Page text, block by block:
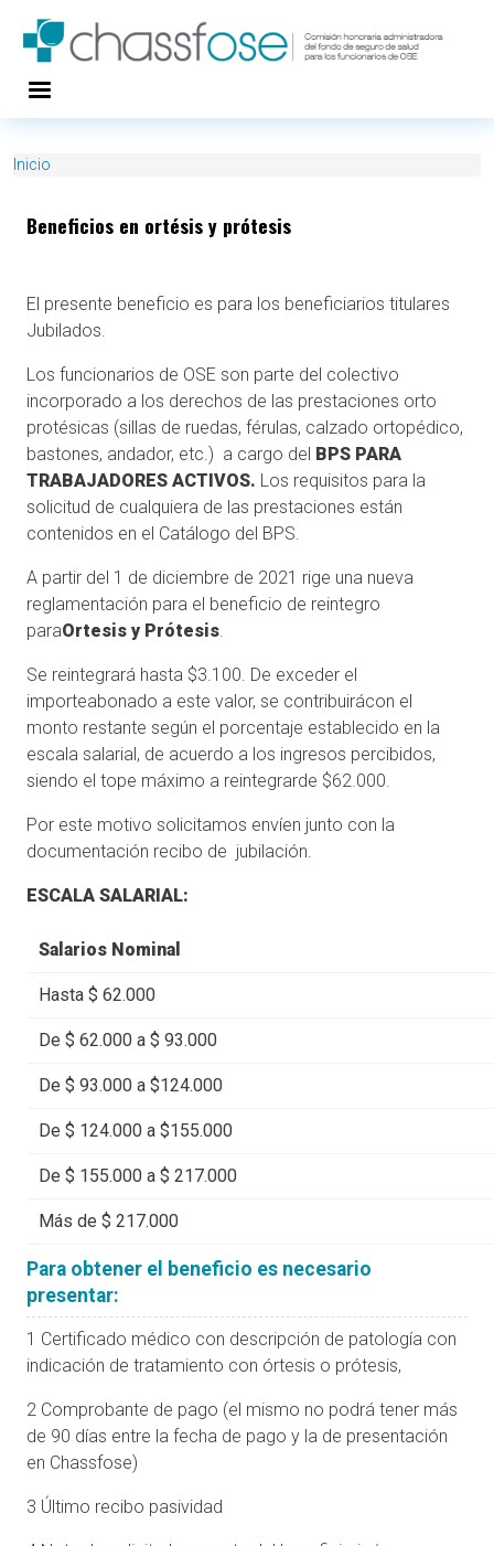
Inicio
Beneficios en ortésis y prótesis
El presente beneficio es para los beneficiarios titulares
Jubilados.
Los funcionarios de OSE son parte del colectivo
incorporado a los derechos de las prestaciones orto
protésicas (sillas de ruedas, férulas, calzado ortopédico,
bastones, andador, etc.) a cargo del BPS PARA
TRABAJADORES ACTIVOS. Los requisitos para la
solicitud de cualquiera de las prestaciones están
contenidos en el Catálogo del BPS.
A partir del 1 de diciembre de 2021 rige una nueva
reglamentación para el beneficio de reintegro
paraOrtesis y Prótesis.
Se reintegrará hasta $3.100. De exceder el
importeabonado a este valor, se contribuirácon el
monto restante según el porcentaje establecido en la
escala salarial, de acuerdo a los ingresos percibidos,
siendo el tope máximo a reintegrarde $62.000.
Por este motivo solicitamos envíen junto con la
documentación recibo de jubilación.
ESCALA SALARIAL:
Salarios Nominal
Hasta $ 62.000
De $ 62.000 a $ 93.000
De $ 93.000 a $124.000
De $ 124.000 a $155.000
De $ 155.000 a $ 217.000
Más de $ 217.000
Para obtener el beneficio es necesario
presentar:
1 Certificado médico con descripción de patología con
indicación de tratamiento con órtesis o prótesis,
2 Comprobante de pago (el mismo no podrá tener más
de 90 días entre la fecha de pago y la de presentación
en Chassfose)
3 Último recibo pasividad